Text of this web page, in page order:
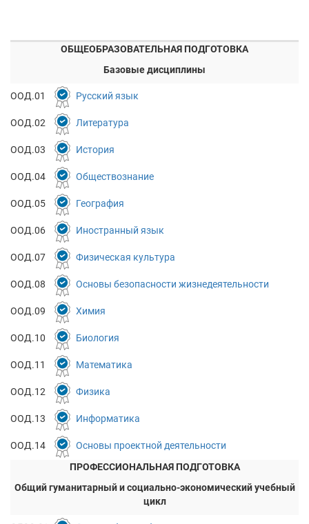
ОБЩЕОБРАЗОВАТЕЛЬНАЯ ПОДГОТОВКА
Базовые дисциплины
ООД.01 Русский язык
ООД.02 Литература
ООД.03 История
ООД.04 Обществознание
ООД.05 География
ООД.06 Иностранный язык
ООД.07 Физическая культура
ООД.08 Основы безопасности жизнедеятельности
ООД.09 Химия
ООД.10 Биология
ООД.11 Математика
ООД.12 Физика
ООД.13 Информатика
ООД.14
Основы проектной деятельности
ПРОФЕССИОНАЛЬНАЯ ПОДГОТОВКА
Общий гуманитарный и социально-экономический учебный
цикл